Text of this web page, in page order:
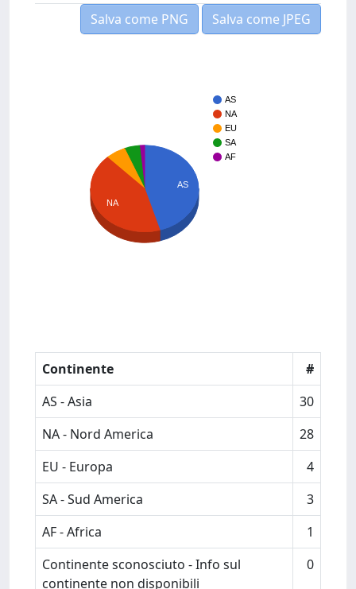
Salva come PNG
Salva come JPEG
AS
NA
EU
SA
AF
AS
NA
Continente
#
AS - Asia
30
NA - Nord America
28
EU - Europa
4
SA - Sud America
3
AF - Africa
1
Continente sconosciuto - Info sul
continente non disponibili
0